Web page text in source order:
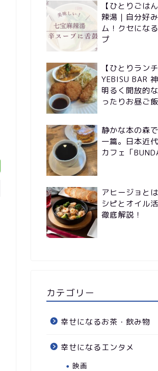
【ひとりごは
辣湯｜自分好
ム！クセにな
プ
【ひとりランチ
YEBISU BAR
明るく開放的
ったりお昼ご飯
静かな本の森
一篇。日本近
カフェ「
アヒージョと
シピとオイル
徹底解説！
カテゴリー
幸せになるお茶・飲み物
幸せになるエンタメ
映画